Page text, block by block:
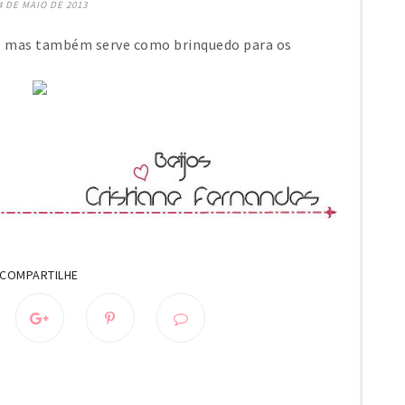
DE MAIO DE 2013
também serve como brinquedo para os